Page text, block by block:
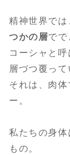
精神世界では
つかの層でで
コーシャと
層づつ覆って
それは、肉
ー。
私たちの身
もの。